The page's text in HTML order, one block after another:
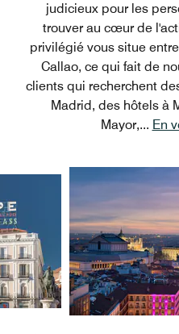
judicieux pour les
trouver au cœur de
privilégié vous situe
Callao, ce qui fait de
clients qui recherchent
Madrid, des hôtels à
Mayor,... En